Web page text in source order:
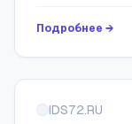
Подробнее →
IDS72.RU